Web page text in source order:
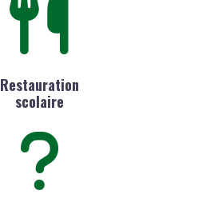
Restauration
scolaire